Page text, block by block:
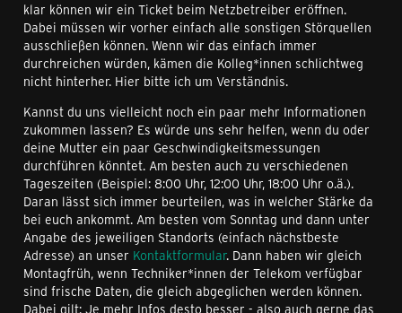
klar können wir ein Ticket beim Netzbetreiber eröffnen.
Dabei müssen wir vorher einfach alle sonstigen Störquellen
ausschließen können. Wenn wir das einfach immer
durchreichen würden, kämen die Kolleg*innen schlichtweg
nicht hinterher. Hier bitte ich um Verständnis.
Kannst du uns vielleicht noch ein paar mehr Informationen
zukommen lassen? Es würde uns sehr helfen, wenn du oder
deine Mutter ein paar Geschwindigkeitsmessungen
durchführen könntet. Am besten auch zu verschiedenen
Tageszeiten (Beispiel: 8:00 Uhr, 12:00 Uhr, 18:00 Uhr o.ä.).
Daran lässt sich immer beurteilen, was in welcher Stärke da
bei euch ankommt. Am besten vom Sonntag und dann unter
Angabe des jeweiligen Standorts (einfach nächstbeste
Adresse) an unser Kontaktformular. Dann haben wir gleich
Montagfrüh, wenn Techniker*innen der Telekom verfügbar
sind frische Daten, die gleich abgeglichen werden können.
Dabei gilt: Je mehr Infos desto besser - also auch gerne das